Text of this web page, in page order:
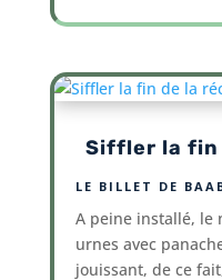
Siffler la fin
LE BILLET DE
A peine installé, le
urnes avec
jouissant, de ce